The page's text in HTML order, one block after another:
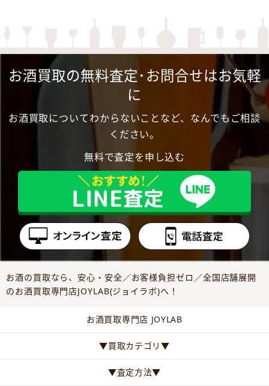
お酒買取の無料査定･お問合せはお気軽
に
お酒買取についてわからないことなど、なんでもご相談
ください。
無料で査定を申し込む
お酒の買取なら、安心・安全／お客様負担ゼロ／全国店舗展開
のお酒買取専門店JOYLAB(ジョイラボ)へ！
お酒買取専門店 JOYLAB
▼買取カテゴリ▼
▼査定方法▼